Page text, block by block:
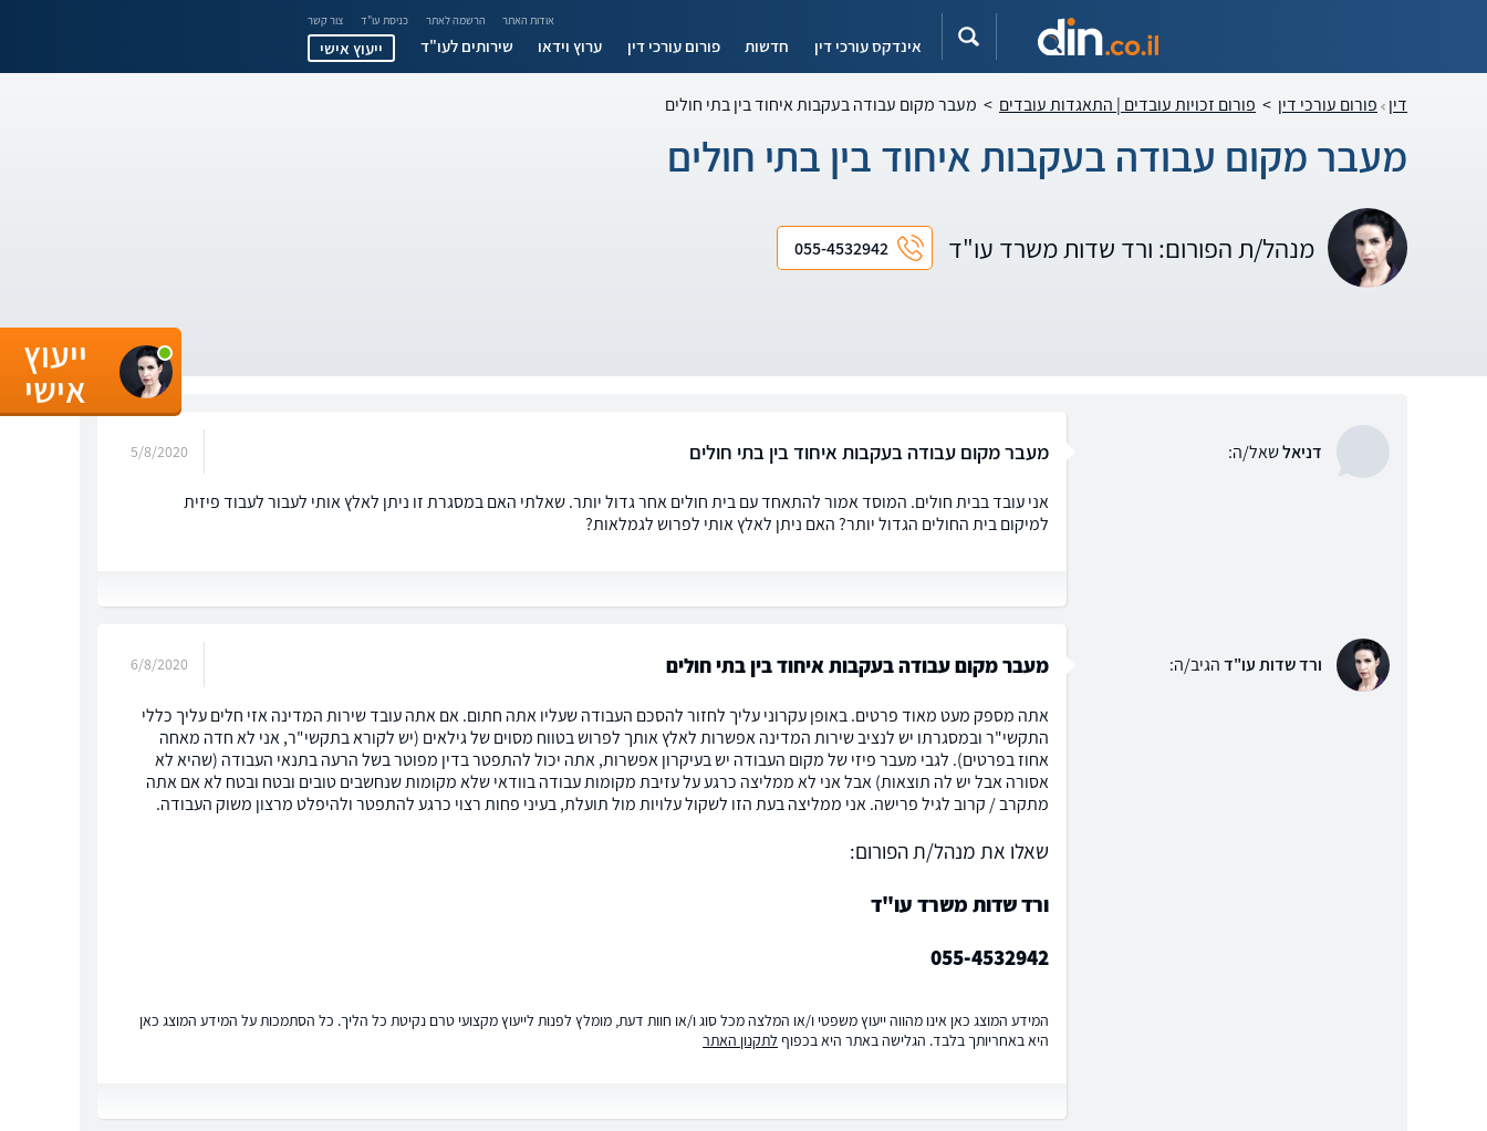
אודות האתר הרשמה לאתר כניסת עו"ד צור קשר
אינדקס עורכי דין חדשות פורום עורכי דין ערוץ וידאו שירותים לעו"ד ייעוץ אישי
דין פורום עורכי דין > פורום זכויות עובדים | התאגדות עובדים > מעבר מקום עבודה בעקבות איחוד בין בתי חולים
מעבר מקום עבודה בעקבות איחוד בין בתי חולים
מנהל/ת הפורום: ורד שדות משרד עו"ד 055-4532942
דניאלשאל/ה: מעבר מקום עבודה בעקבות איחוד בין בתי חולים 5/8/2020
אני עובד בבית חולים. המוסד אמור להתאחד עם בית חולים אחר גדול יותר. שאלתי האם במסגרת זו ניתן לאלץ אותי לעבור לעבוד פיזית
למיקום בית החולים הגדול יותר? האם ניתן לאלץ אותי לפרוש לגמלאות?
ורד שדות עו"דהגיב/ה: מעבר מקום עבודה בעקבות איחוד בין בתי חולים 6/8/2020
אתה מספק מעט מאוד פרטים. באופן עקרוני עליך לחזור להסכם העבודה שעליו אתה חתום. אם אתה עובד שירות המדינה אזי חלים עליך כללי
התקשי"ר ובמסגרתו יש לנציב שירות המדינה אפשרות לאלץ אותך לפרוש בטווח מסוים של גילאים (יש לקורא בתקשי"ר, אני לא חדה מאחה
אחוז בפרטים). לגבי מעבר פיזי של מקום העבודה יש בעיקרון אפשרות, אתה יכול להתפטר בדין מפוטר בשל הרעה בתנאי העבודה (שהיא לא
אסורה אבל יש לה תוצאות) אבל אני לא ממליצה כרגע על עזיבת מקומות עבודה בוודאי שלא מקומות שנחשבים טובים ובטח ובטח לא אם אתה
מתקרב / קרוב לגיל פרישה. אני ממליצה בעת הזו לשקול עלויות מול תועלת, בעיני פחות רצוי כרגע להתפטר ולהיפלט מרצון משוק העבודה.
שאלו את מנהל/ת הפורום:
ורד שדות משרד עו"ד
055-4532942
המידע המוצג כאן אינו מהווה ייעוץ משפטי ו/או המלצה מכל סוג ו/או חוות דעת, מומלץ לפנות לייעוץ מקצועי טרם נקיטת כל הליך. כל הסתמכות על המידע המוצג כאן
היא באחריותך בלבד. הגלישה באתר היא בכפוף לתקנון האתר
ייעוץ
אישי